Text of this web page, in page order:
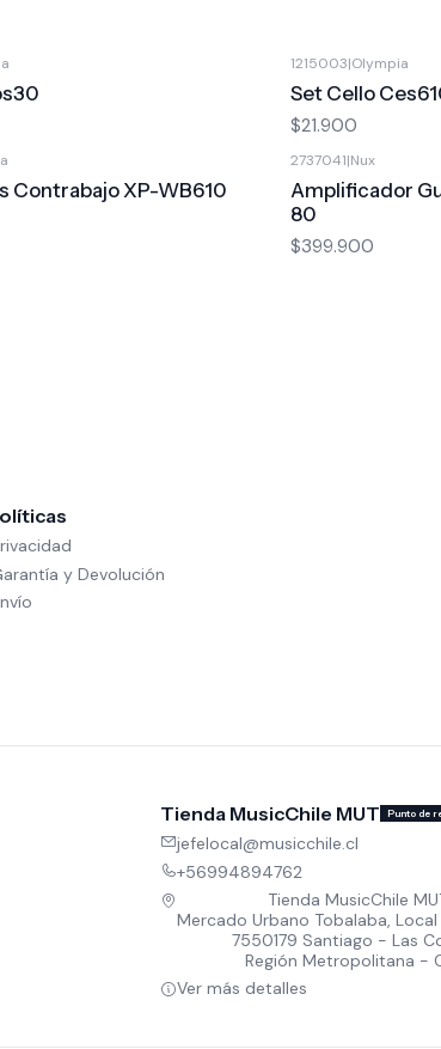
1215003|Olympia
Set Cello
$21.900
Contrabajo XP-WB610
2737041|Nux
Amplificador
80
$399.900
y Devolución
Tienda MusicChile MUT Punto de
jefelocal@musicchile.cl
+56994894762
Tienda MusicChile
Mercado Urbano Tobalaba,
7550179 Santiago - Las
Región Metropolitana -
Ver más detalles